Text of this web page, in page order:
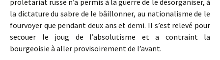
prolétariat russe n’a permis à la guerre de le désorganiser, à
la dictature du sabre de le bâillonner, au nationalisme de le
fourvoyer que pendant deux ans et demi. Il s’est relevé pour
secouer le joug de l’absolutisme et a contraint la
bourgeoisie à aller provisoirement de l’avant.